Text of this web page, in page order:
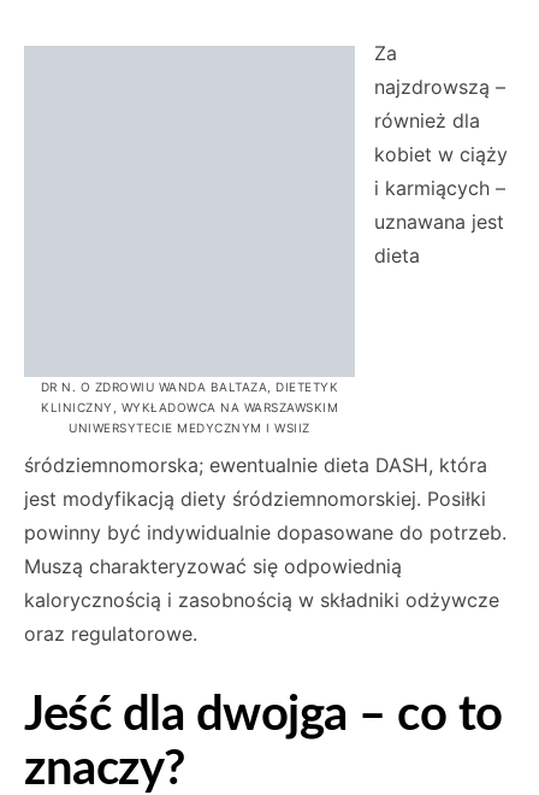
DR N. O ZDROWIU WANDA BALTAZA, DIETETYK
KLINICZNY, WYKŁADOWCA NA WARSZAWSKIM
UNIWERSYTECIE MEDYCZNYM I WSIIZ
Za
najzdrowszą –
również dla
kobiet w ciąży
i karmiących –
uznawana jest
dieta
śródziemnomorska; ewentualnie dieta DASH, która
jest modyfikacją diety śródziemnomorskiej. Posiłki
powinny być indywidualnie dopasowane do potrzeb.
Muszą charakteryzować się odpowiednią
kalorycznością i zasobnością w składniki odżywcze
oraz regulatorowe.
Jeść dla dwojga – co to
znaczy?